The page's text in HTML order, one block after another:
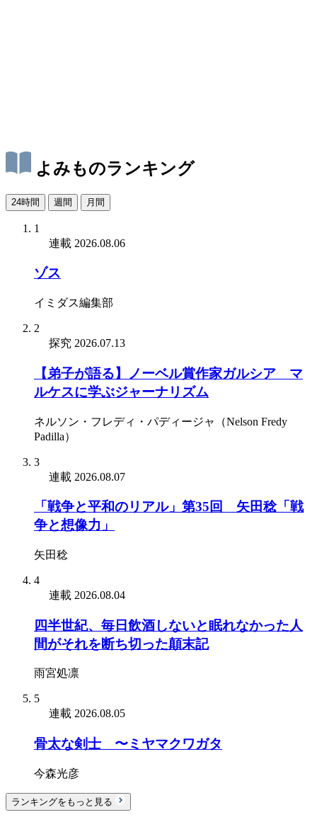
よみものランキング
24時間 週間 月間
1
連載 2026.08.06
ゾス
イミダス編集部
2
探究 2026.07.13
【弟子が語る】ノーベル賞作家ガルシア゠マ
ルケスに学ぶジャーナリズム
ネルソン・フレディ・パディージャ（Nelson Fredy
Padilla）
3
連載 2026.08.07
「戦争と平和のリアル」第35回 矢田稔「戦
争と想像力」
矢田稔
4
連載 2026.08.04
四半世紀、毎日飲酒しないと眠れなかった人
間がそれを断ち切った顛末記
雨宮処凛
5
連載 2026.08.05
骨太な剣士 〜ミヤマクワガタ
今森光彦
ランキングをもっと見る